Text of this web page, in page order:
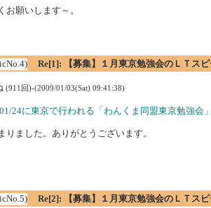
お願いします～。
Re[1]: 【募集】１月東京勉強会のＬＴス
(911回)-(2009/01/03(Sat) 09:41:38)
24に東京で行われる「わんくま同盟東京勉強会
りました。ありがとうございます。
Re[2]: 【募集】１月東京勉強会のＬＴス